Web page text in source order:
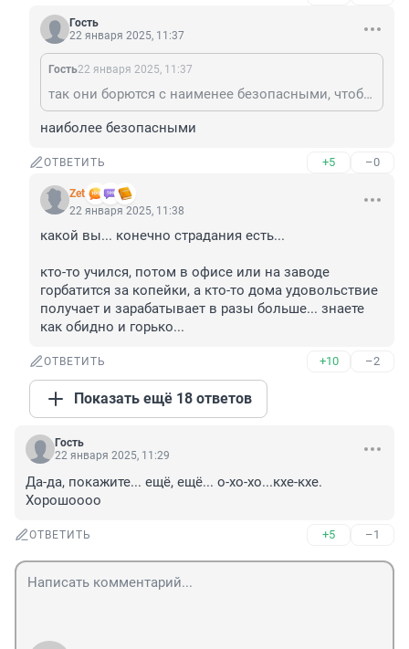
Гость
22 января 2025, 11:37
Гость22 января 2025, 11:37
так они борются с наименее безопасными, чтобы люлей не отхватить
наиболее безопасными
ОТВЕТИТЬ +5 –0
Zet
22 января 2025, 11:38
какой вы... конечно страдания есть...
кто-то учился, потом в офисе или на заводе
горбатится за копейки, а кто-то дома удовольствие
получает и зарабатывает в разы больше... знаете
как обидно и горько...
ОТВЕТИТЬ +10 –2
Показать ещё 18 ответов
Гость
22 января 2025, 11:29
Да-да, покажите... ещё, ещё... о-хо-хо...кхе-кхе.
Хорошоооо
ОТВЕТИТЬ +5 –1